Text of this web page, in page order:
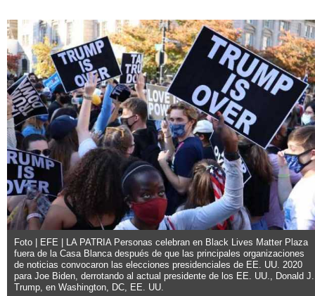
Foto | EFE | LA PATRIA Personas celebran en Black Lives Matter Plaza
fuera de la Casa Blanca después de que las principales organizaciones
de noticias convocaron las elecciones presidenciales de EE. UU. 2020
para Joe Biden, derrotando al actual presidente de los EE. UU., Donald J.
Trump, en Washington, DC, EE. UU.